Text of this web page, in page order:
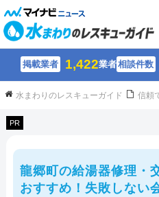
掲載業者 1,422業者相談件数
水まわりのレスキューガイド 信頼
PR
龍郷町の給湯器修理・
おすすめ！失敗しない